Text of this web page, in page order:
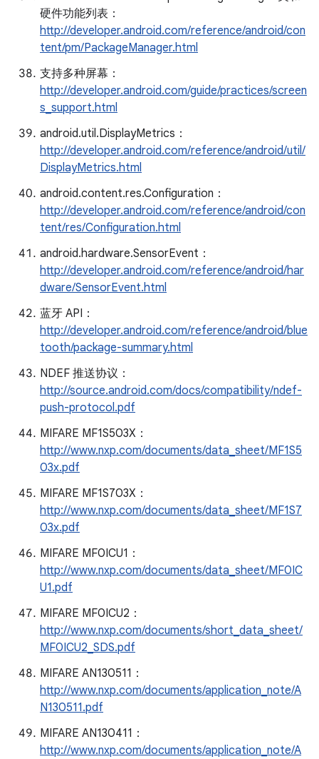
硬件功能列表：
http://developer.android.com/reference/android/con
tent/pm/PackageManager.html
支持多种屏幕：
http://developer.android.com/guide/practices/screen
s_support.html
android.util.DisplayMetrics：
http://developer.android.com/reference/android/util/
DisplayMetrics.html
android.content.res.Configuration：
http://developer.android.com/reference/android/con
tent/res/Configuration.html
android.hardware.SensorEvent：
http://developer.android.com/reference/android/har
dware/SensorEvent.html
蓝牙 API：
http://developer.android.com/reference/android/blue
tooth/package-summary.html
NDEF 推送协议：
http://source.android.com/docs/compatibility/ndef-
push-protocol.pdf
MIFARE MF1S503X：
http://www.nxp.com/documents/data_sheet/MF1S5
03x.pdf
MIFARE MF1S703X：
http://www.nxp.com/documents/data_sheet/MF1S7
03x.pdf
MIFARE MF0ICU1：
http://www.nxp.com/documents/data_sheet/MF0IC
U1.pdf
MIFARE MF0ICU2：
http://www.nxp.com/documents/short_data_sheet/
MF0ICU2_SDS.pdf
MIFARE AN130511：
http://www.nxp.com/documents/application_note/A
N130511.pdf
MIFARE AN130411：
http://www.nxp.com/documents/application_note/A